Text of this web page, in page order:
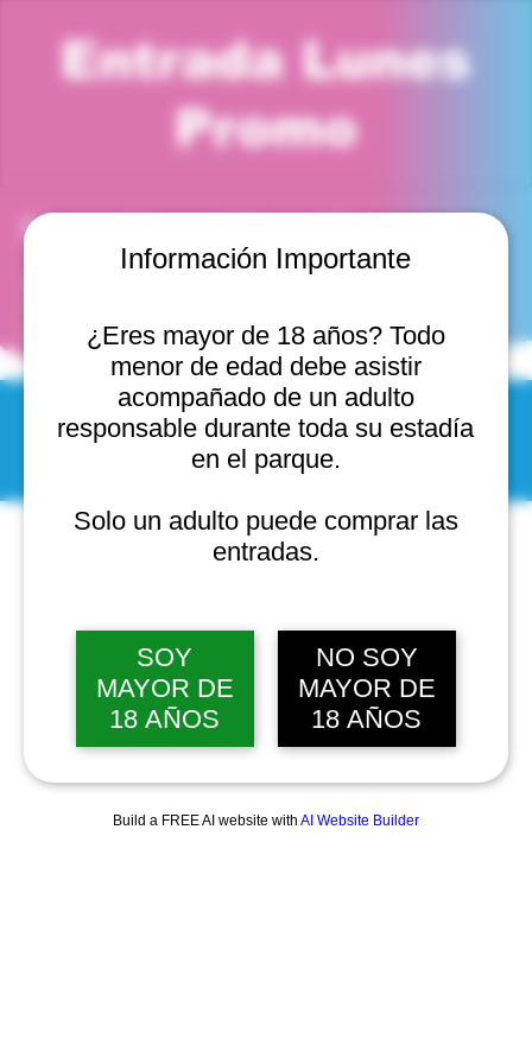
Información Importante
¿Eres mayor de 18 años? Todo
menor de edad debe asistir
acompañado de un adulto
responsable durante toda su estadía
en el parque.
Solo un adulto puede comprar las
entradas.
SOY
MAYOR DE
18 AÑOS
NO SOY
MAYOR DE
18 AÑOS
Build a FREE AI website with AI Website Builder
Entrada Lunes
Promo
Horario y ubicación
del Mar, Valparaíso, Chile